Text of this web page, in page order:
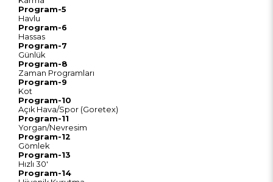
Program-5
Havlu
Program-6
Hassas
Program-7
Günlük
Program-8
Zaman Programları
Program-9
Kot
Program-10
Açık Hava/Spor (Goretex)
Program-11
Yorgan/Nevresim
Program-12
Gömlek
Program-13
Hızlı 30'
Program-14